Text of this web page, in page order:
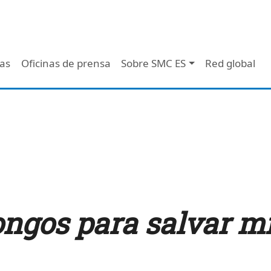
Oficinas de prensa Sobre SMC ES Red global
para salvar